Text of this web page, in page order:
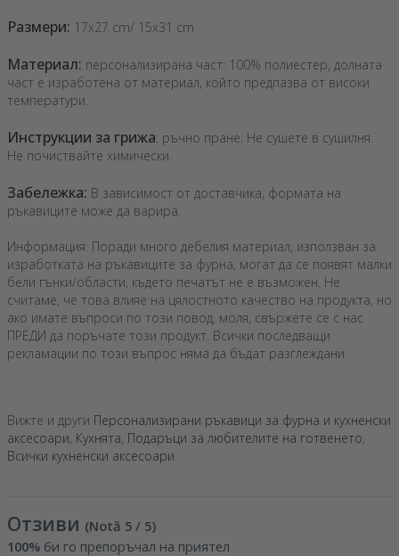
Размери: 17x27 cm/ 15x31 cm
Материал: персонализирана част: 100% полиестер, долната
част е изработена от материал, който предпазва от високи
температури.
Инструкции за грижа: ръчно пране. Не сушете в сушилня.
Не почиствайте химически.
Забележка: В зависимост от доставчика, формата на
ръкавиците може да варира.
Информация: Поради много дебелия материал, използван за
изработката на ръкавиците за фурна, могат да се появят малки
бели гънки/области, където печатът не е възможен. Не
считаме, че това влияе на цялостното качество на продукта, но
ако имате въпроси по този повод, моля, свържете се с нас
ПРЕДИ да поръчате този продукт. Всички последващи
рекламации по този въпрос няма да бъдат разглеждани.
Вижте и други Персонализирани ръкавици за фурна и кухненски
аксесоари, Кухнята, Подаръци за любителите на готвенето,
Всички кухненски аксесоари.
Отзиви (Notă 5 / 5)
100% би го препоръчал на приятел